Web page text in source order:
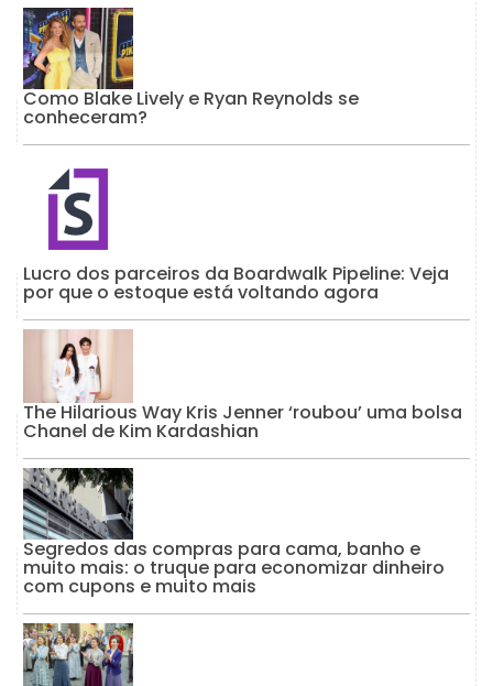
Como Blake Lively e Ryan Reynolds se
conheceram?
Lucro dos parceiros da Boardwalk Pipeline: Veja
por que o estoque está voltando agora
The Hilarious Way Kris Jenner ‘roubou’ uma bolsa
Chanel de Kim Kardashian
Segredos das compras para cama, banho e
muito mais: o truque para economizar dinheiro
com cupons e muito mais